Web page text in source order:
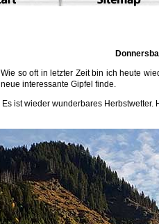
Wie so oft in letzter Zeit bin ich heute
neue interessante Gipfel finde.
Es ist wieder wunderbares